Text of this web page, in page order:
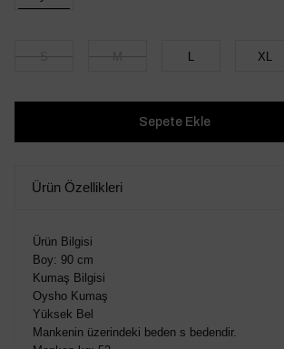
L XL
Ürün Özellikleri
Ürün Bilgisi
Boy: 90 cm
Kumaş Bilgisi
Oysho Kumaş
Yüksek Bel
Mankenin üzerindeki beden s bedendir.